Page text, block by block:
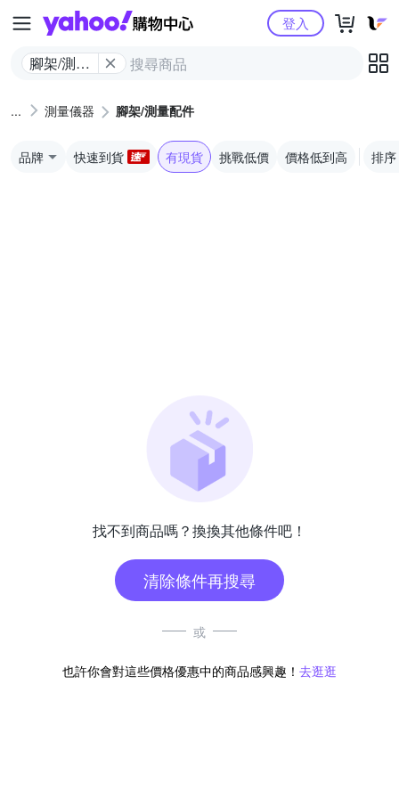
Yahoo購物中心
腳架/測量
登入
測量儀器 腳架/測量配件
品牌 快速到貨 有現貨 挑戰低價 價格低到高 排序
找不到商品嗎？換換其他條件吧！
清除條件再搜尋
或
也許你會對這些價格優惠中的商品感興趣！ 去逛逛